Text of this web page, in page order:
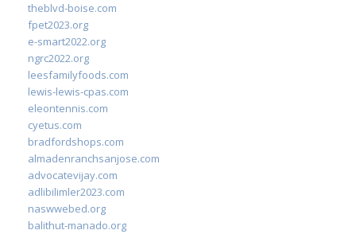
theblvd-boise.com
fpet2023.org
e-smart2022.org
ngrc2022.org
leesfamilyfoods.com
lewis-lewis-cpas.com
eleontennis.com
cyetus.com
bradfordshops.com
almadenranchsanjose.com
advocatevijay.com
adlibilimler2023.com
naswwebed.org
balithut-manado.org